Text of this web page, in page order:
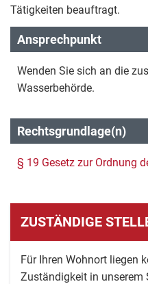
Tätigkeiten beauftragt.
Ansprechpunkt
Wenden Sie sich an die
Wasserbehörde.
Rechtsgrundlage(n)
§ 19 Gesetz zur Ordnung
ZUSTÄNDIGE
Für Ihren Wohnort liegen
Zuständigkeit in unserem